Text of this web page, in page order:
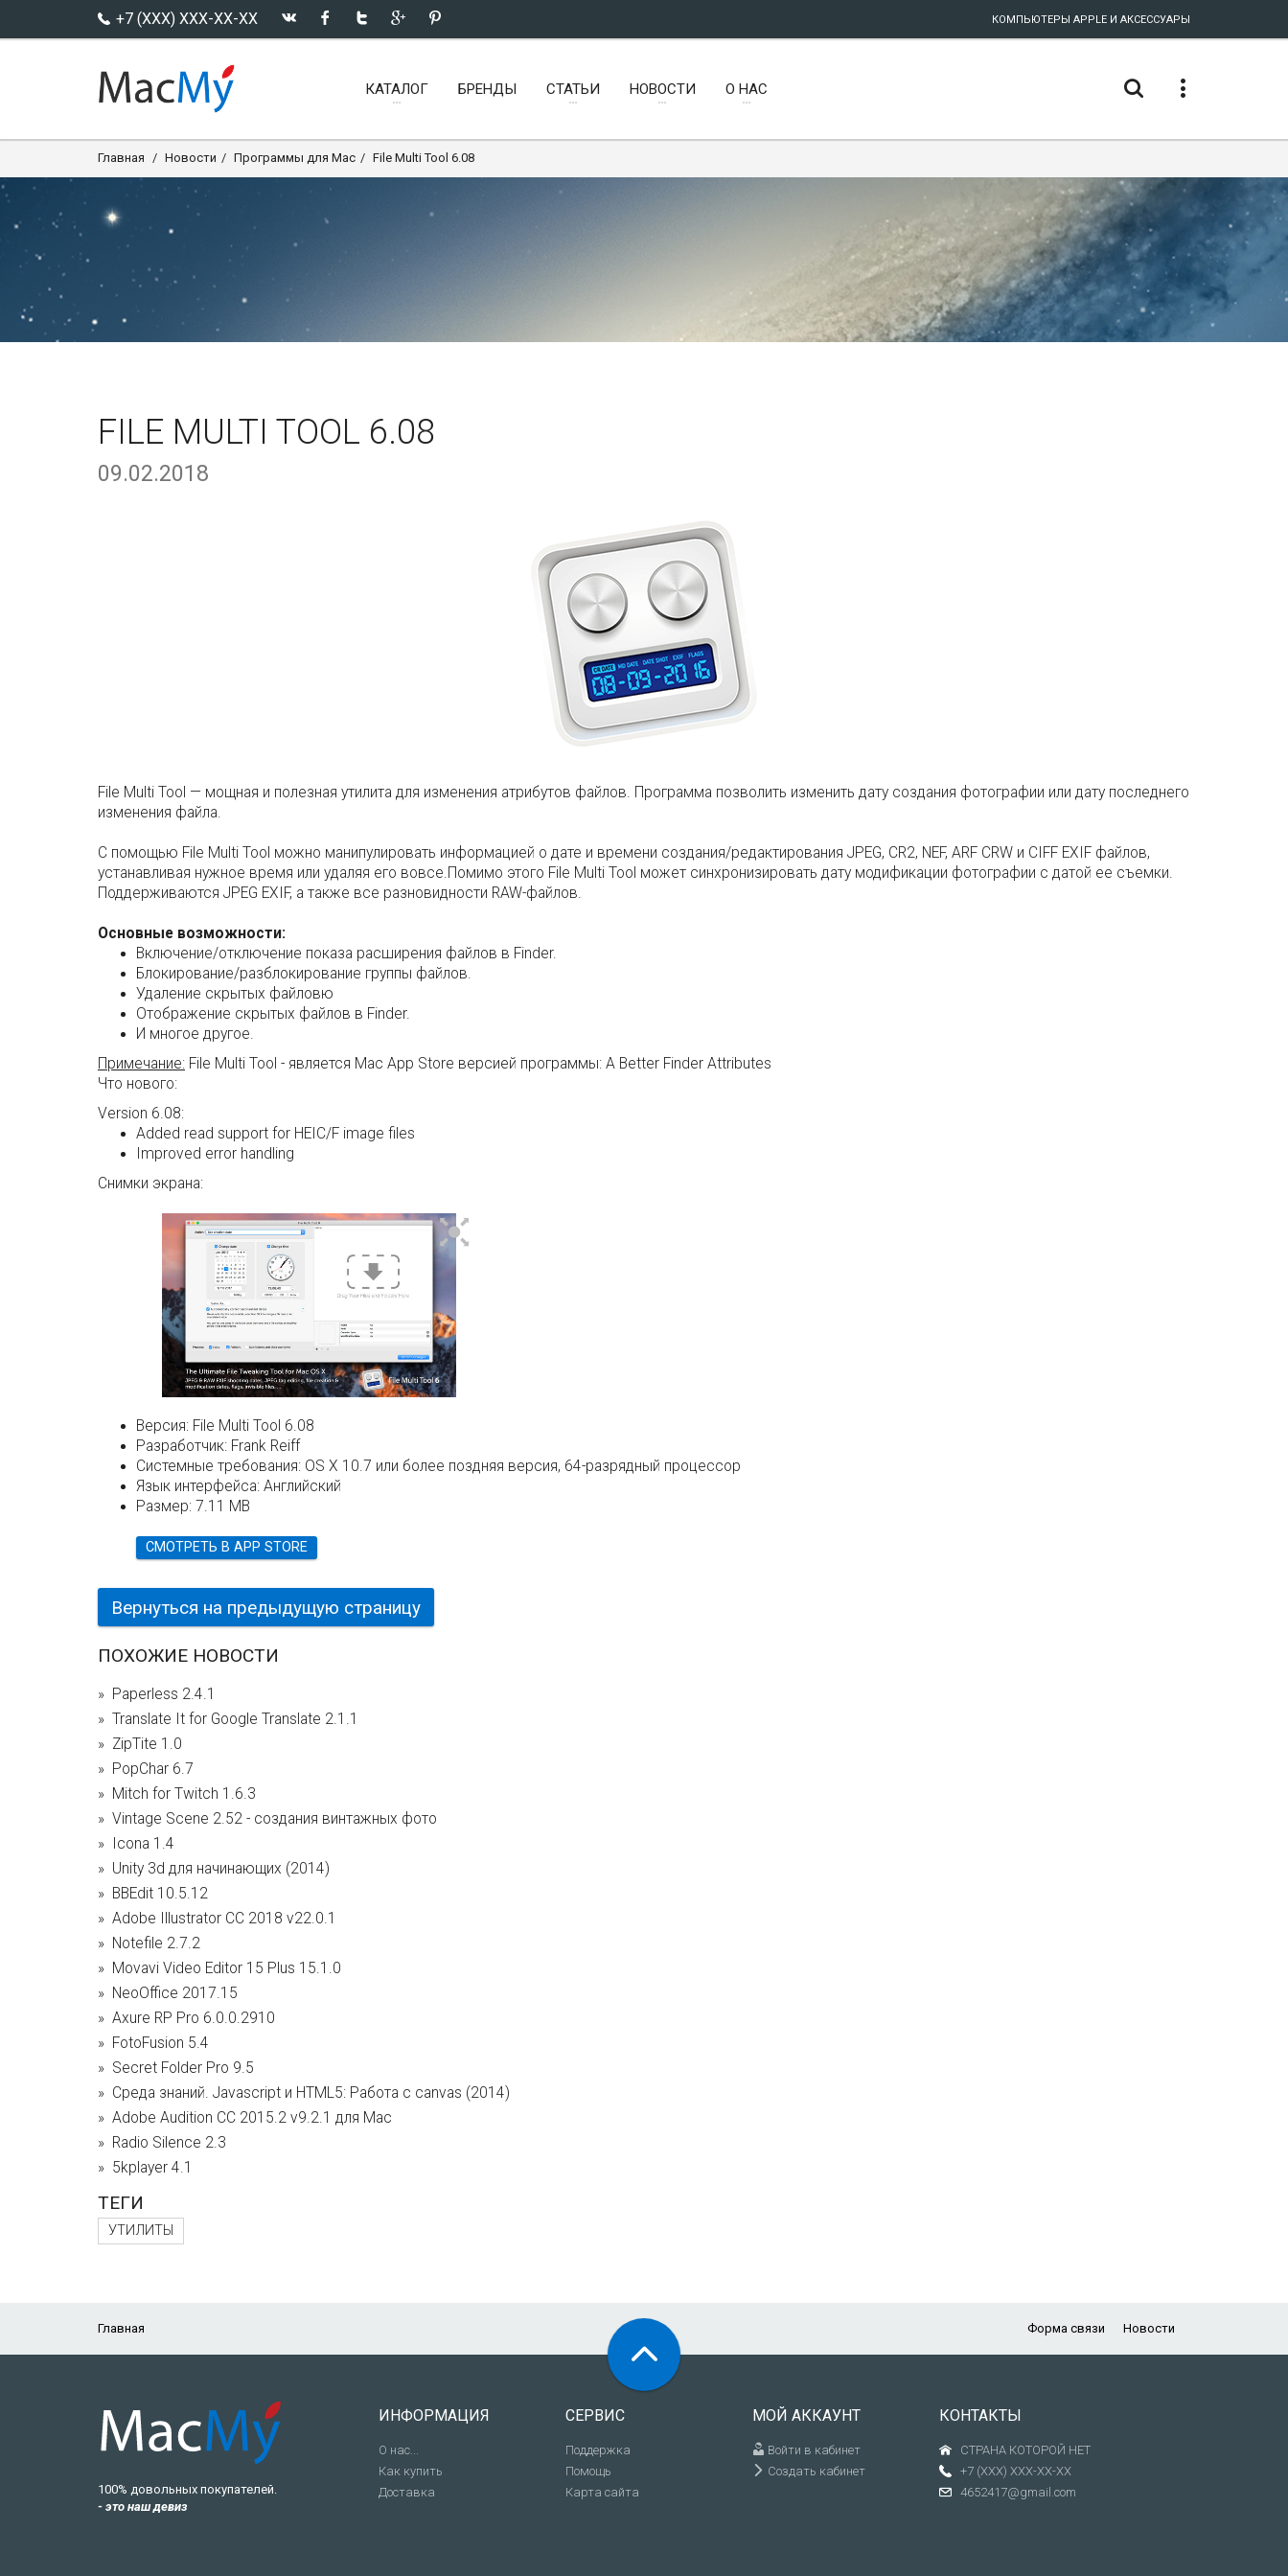
+7 (XXX) XXX-XX-XX КОМПЬЮТЕРЫ APPLE И АКСЕССУАРЫ
КАТАЛОГ БРЕНДЫ СТАТЬИ НОВОСТИ О НАС
Главная Новости Программы для Mac File Multi Tool 6.08
FILE MULTI TOOL 6.08
09.02.2018
File Multi Tool — мощная и полезная утилита для изменения атрибутов файлов. Программа позволить изменить дату создания фотографии или дату последнего
изменения файла.
С помощью File Multi Tool можно манипулировать информацией о дате и времени создания/редактирования JPEG, CR2, NEF, ARF CRW и CIFF EXIF файлов,
устанавливая нужное время или удаляя его вовсе.Помимо этого File Multi Tool может синхронизировать дату модификации фотографии с датой ее съемки.
Поддерживаются JPEG EXIF, а также все разновидности RAW-файлов.
Основные возможности:
Включение/отключение показа расширения файлов в Finder.
Блокирование/разблокирование группы файлов.
Удаление скрытых файловю
Отображение скрытых файлов в Finder.
И многое другое.
Примечание: File Multi Tool - является Mac App Store версией программы: A Better Finder Attributes
Что нового:
Version 6.08:
Added read support for HEIC/F image files
Improved error handling
Снимки экрана:
Версия: File Multi Tool 6.08
Разработчик: Frank Reiff
Системные требования: OS X 10.7 или более поздняя версия, 64-разрядный процессор
Язык интерфейса: Английский
Размер: 7.11 MB
СМОТРЕТЬ В APP STORE
Вернуться на предыдущую страницу
ПОХОЖИЕ НОВОСТИ
Paperless 2.4.1
Translate It for Google Translate 2.1.1
ZipTite 1.0
PopChar 6.7
Mitch for Twitch 1.6.3
Vintage Scene 2.52 - создания винтажных фото
Icona 1.4
Unity 3d для начинающих (2014)
BBEdit 10.5.12
Adobe Illustrator CC 2018 v22.0.1
Notefile 2.7.2
Movavi Video Editor 15 Plus 15.1.0
NeoOffice 2017.15
Axure RP Pro 6.0.0.2910
FotoFusion 5.4
Secret Folder Pro 9.5
Среда знаний. Javascript и HTML5: Работа с canvas (2014)
Adobe Audition CC 2015.2 v9.2.1 для Mac
Radio Silence 2.3
5kplayer 4.1
ТЕГИ
УТИЛИТЫ
Главная Форма связи Новости
100% довольных покупателей.
- это наш девиз
ИНФОРМАЦИЯ
О нас...
Как купить
Доставка
СЕРВИС
Поддержка
Помощь
Карта сайта
МОЙ АККАУНТ
Войти в кабинет
Создать кабинет
КОНТАКТЫ
СТРАНА КОТОРОЙ НЕТ
+7 (XXX) XXX-XX-XX
4652417@gmail.com